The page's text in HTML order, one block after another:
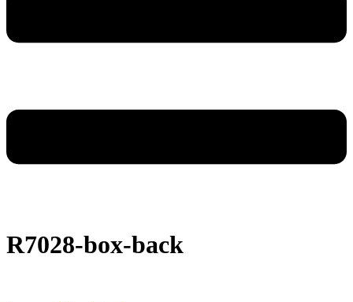
R7028-box-back